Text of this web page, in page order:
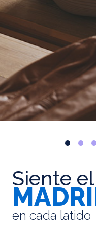
Siente el
en cada latido